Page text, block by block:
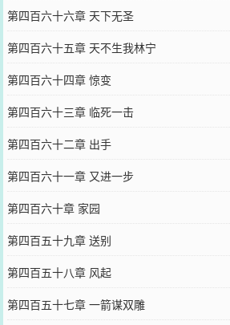
第四百六十六章 天下无圣
第四百六十五章 天不生我林宁
第四百六十四章 惊变
第四百六十三章 临死一击
第四百六十二章 出手
第四百六十一章 又进一步
第四百六十章 家园
第四百五十九章 送别
第四百五十八章 风起
第四百五十七章 一箭谋双雕